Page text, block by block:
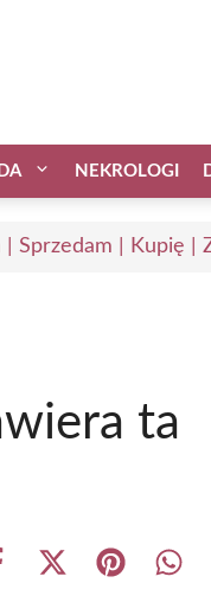
NEKROLOGI
| Sprzedam | Kupię |
ta
Share Share